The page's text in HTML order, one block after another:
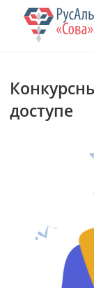
Перейти
содержимому
доступе